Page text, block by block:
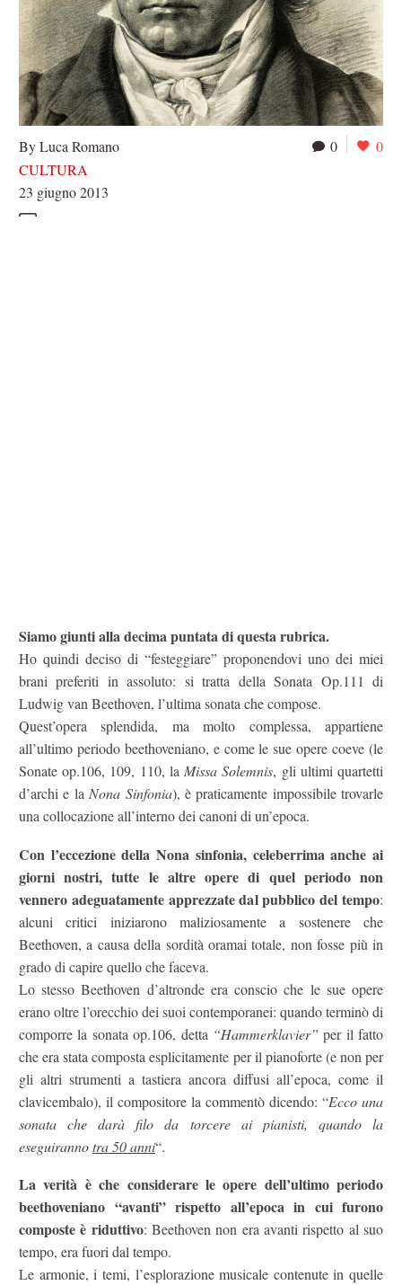
0 0
By Luca Romano
CULTURA
23 giugno 2013
Siamo giunti alla decima puntata di questa rubrica.
Ho quindi deciso di “festeggiare” proponendovi uno dei miei
brani preferiti in assoluto: si tratta della Sonata Op.111 di
Ludwig van Beethoven, l’ultima sonata che compose.
Quest’opera splendida, ma molto complessa, appartiene
all’ultimo periodo beethoveniano, e come le sue opere coeve (le
Sonate op.106, 109, 110, la Missa Solemnis, gli ultimi quartetti
d’archi e la Nona Sinfonia), è praticamente impossibile trovarle
una collocazione all’interno dei canoni di un’epoca.
Con l’eccezione della Nona sinfonia, celeberrima anche ai
giorni nostri, tutte le altre opere di quel periodo non
vennero adeguatamente apprezzate dal pubblico del tempo:
alcuni critici iniziarono maliziosamente a sostenere che
Beethoven, a causa della sordità oramai totale, non fosse più in
grado di capire quello che faceva.
Lo stesso Beethoven d’altronde era conscio che le sue opere
erano oltre l’orecchio dei suoi contemporanei: quando terminò di
comporre la sonata op.106, detta “Hammerklavier”per il fatto
che era stata composta esplicitamente per il pianoforte (e non per
gli altri strumenti a tastiera ancora diffusi all’epoca, come il
clavicembalo), il compositore la commentò dicendo: “Ecco una
sonata che darà filo da torcere ai pianisti, quando la
eseguirannotra 50 anni“.
La verità è che considerare le opere dell’ultimo periodo
beethoveniano “avanti” rispetto all’epoca in cui furono
composte è riduttivo: Beethoven non era avanti rispetto al suo
tempo, era fuori dal tempo.
Le armonie, i temi, l’esplorazione musicale contenute in quelle